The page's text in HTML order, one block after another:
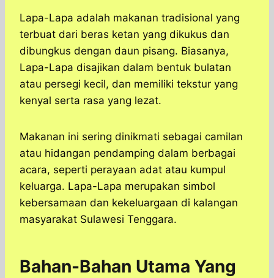
Lapa-Lapa adalah makanan tradisional yang
terbuat dari beras ketan yang dikukus dan
dibungkus dengan daun pisang. Biasanya,
Lapa-Lapa disajikan dalam bentuk bulatan
atau persegi kecil, dan memiliki tekstur yang
kenyal serta rasa yang lezat.
Makanan ini sering dinikmati sebagai camilan
atau hidangan pendamping dalam berbagai
acara, seperti perayaan adat atau kumpul
keluarga. Lapa-Lapa merupakan simbol
kebersamaan dan kekeluargaan di kalangan
masyarakat Sulawesi Tenggara.
Bahan-Bahan Utama Yang